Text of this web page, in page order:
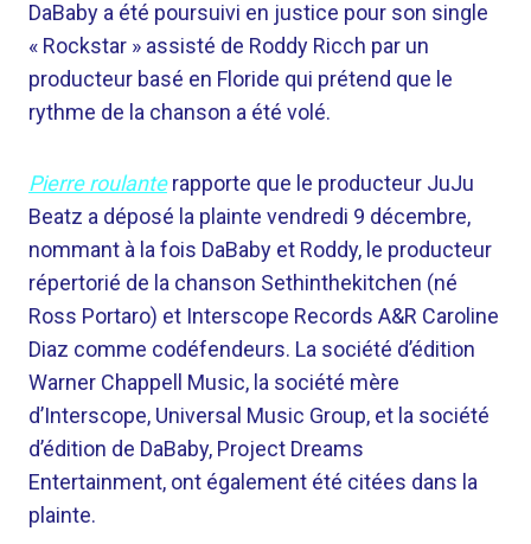
DaBaby a été poursuivi en justice pour son single
« Rockstar » assisté de Roddy Ricch par un
producteur basé en Floride qui prétend que le
rythme de la chanson a été volé.
Pierre roulanterapporte que le producteur JuJu
Beatz a déposé la plainte vendredi 9 décembre,
nommant à la fois DaBaby et Roddy, le producteur
répertorié de la chanson Sethinthekitchen (né
Ross Portaro) et Interscope Records A&R Caroline
Diaz comme codéfendeurs. La société d’édition
Warner Chappell Music, la société mère
d’Interscope, Universal Music Group, et la société
d’édition de DaBaby, Project Dreams
Entertainment, ont également été citées dans la
plainte.